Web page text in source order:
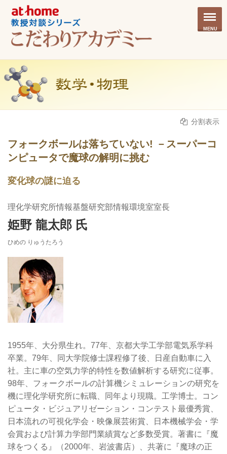
MENU
分割表示
フォークボールは落ちていない! －スーパーコ
ンピュータで魔球の解明に挑む
変化球の謎に迫る
理化学研究所情報基盤研究部情報環境室室長
姫野 龍太郎 氏
ひめの りゅうたろう
1955年、大分県生れ。77年、京都大学工学部電気系学科
卒業。79年、同大学院修士課程修了後、日産自動車に入
社。主に車の空気力学的特性を数値解析する研究に従事。
98年、フォークボールの計算機シミュレーションの研究を
機に理化学研究所に転職、同年より現職。工学博士。コン
ピュータ・ビジュアリゼーション・コンテスト最優秀賞、
日本流れの可視化学会・映像展芸術賞、日本機械学会・学
会賞および計算力学部門業績賞など多数受賞。著書に『魔
球をつくる』（2000年、岩波書店）、共著に『魔球の正